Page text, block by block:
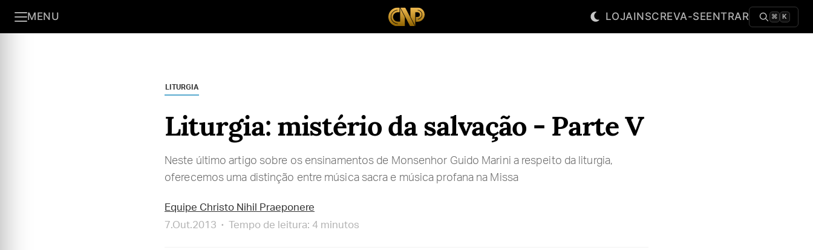
MENU LOJAINSCREVA-SEENTRAR ⌘ K
LITURGIA
Liturgia: mistério da salvação - Parte V
Neste último artigo sobre os ensinamentos de Monsenhor Guido Marini a respeito da liturgia,
oferecemos uma distinção entre música sacra e música profana na Missa
Equipe Christo Nihil Praeponere
7.Out.2013
Tempo de leitura: 4 minutos